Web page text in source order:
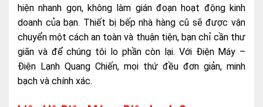
hiện nhanh gọn, không làm gián đoạn hoạt động kinh
doanh của bạn. Thiết bị bếp nhà hàng cũ sẽ được vận
chuyển một cách an toàn và thuận tiện, bạn chỉ cần thư
giãn và để chúng tôi lo phần còn lại. Với Điện Máy –
Điện Lạnh Quang Chiến, mọi thứ đều đơn giản, minh
bạch và chính xác.